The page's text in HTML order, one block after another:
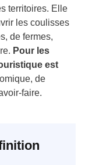
territoires. Elle
les coulisses
de fermes,
Pour les
est
de
faire.